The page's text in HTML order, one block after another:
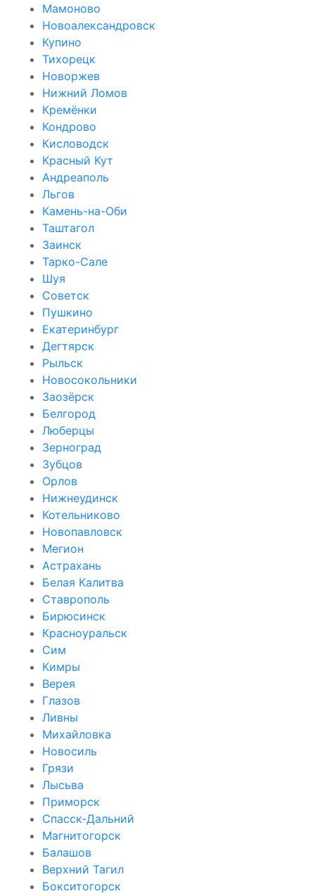
Мамоново
Новоалександровск
Купино
Тихорецк
Новоржев
Нижний Ломов
Кремёнки
Кондрово
Кисловодск
Красный Кут
Андреаполь
Льгов
Камень-на-Оби
Таштагол
Заинск
Тарко-Сале
Шуя
Советск
Пушкино
Екатеринбург
Дегтярск
Рыльск
Новосокольники
Заозёрск
Белгород
Люберцы
Зерноград
Зубцов
Орлов
Нижнеудинск
Котельниково
Новопавловск
Мегион
Астрахань
Белая Калитва
Ставрополь
Бирюсинск
Красноуральск
Сим
Кимры
Верея
Глазов
Ливны
Михайловка
Новосиль
Грязи
Лысьва
Приморск
Спасск-Дальний
Магнитогорск
Балашов
Верхний Тагил
Бокситогорск